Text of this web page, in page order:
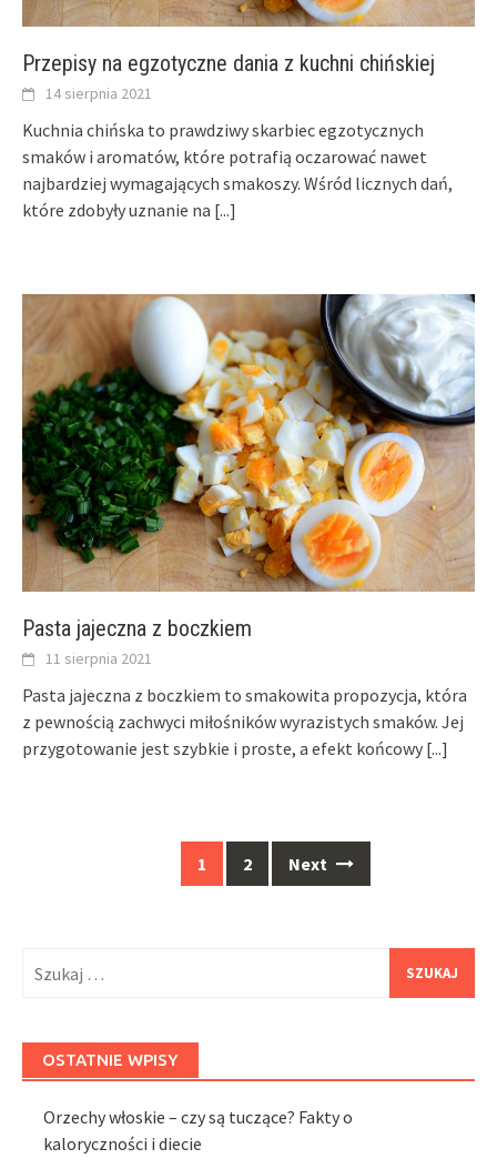
Przepisy na egzotyczne dania z kuchni chińskiej
14 sierpnia 2021
Kuchnia chińska to prawdziwy skarbiec egzotycznych
smaków i aromatów, które potrafią oczarować nawet
najbardziej wymagających smakoszy. Wśród licznych dań,
które zdobyły uznanie na [...]
Pasta jajeczna z boczkiem
11 sierpnia 2021
Pasta jajeczna z boczkiem to smakowita propozycja, która
z pewnością zachwyci miłośników wyrazistych smaków. Jej
przygotowanie jest szybkie i proste, a efekt końcowy [...]
1 2 Next
OSTATNIE WPISY
Orzechy włoskie – czy są tuczące? Fakty o
kaloryczności i diecie